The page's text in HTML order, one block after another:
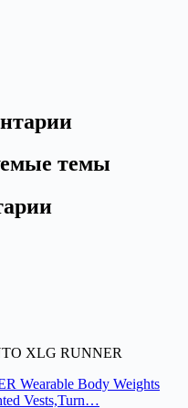
темы
XLG RUNNER
Wearable Body Weights
Vests,Turn…